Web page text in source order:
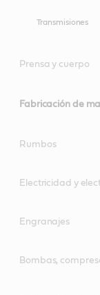
Transmisiones
Prensa y cuerpo
Fabricación de
Rumbos
Electricidad y
Engranajes
Bombas,